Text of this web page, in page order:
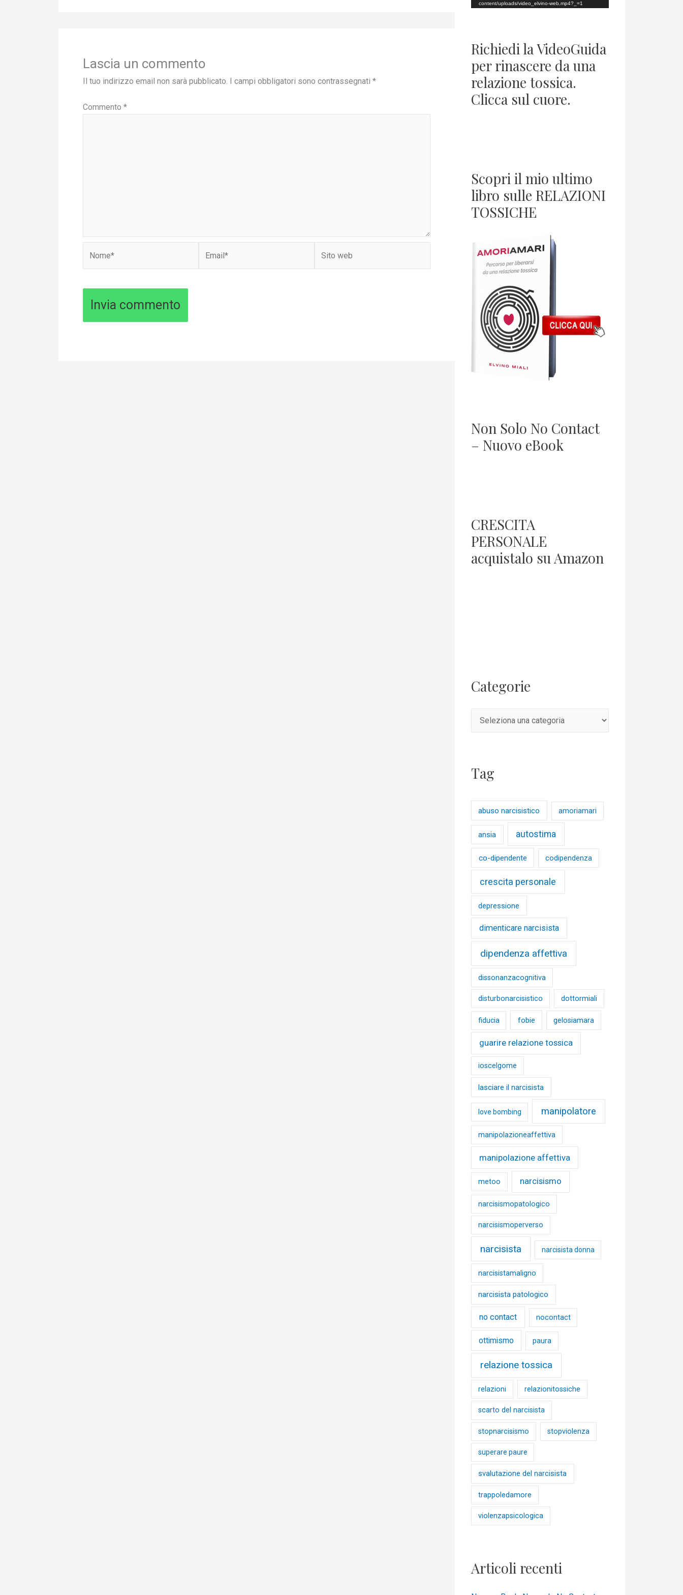
Lascia un commento
Il tuo indirizzo email non sarà pubblicato. I campi obbligatori sono contrassegnati *
Commento *
a
y
e
r
content/uploads/video_elvino-web.mp4?_=1
Richiedi la VideoGuida
per rinascere da una
relazione tossica.
Clicca sul cuore.
Scopri il mio ultimo
libro sulle RELAZIONI
TOSSICHE
Non Solo No Contact
– Nuovo eBook
CRESCITA
PERSONALE
acquistalo su Amazon
Categorie
Tag
abuso narcisistico amoriamari
ansia autostima
co-dipendente codipendenza
crescita personale
depressione
dimenticare narcisista
dipendenza affettiva
dissonanzacognitiva
disturbonarcisistico dottormiali
fiducia fobie gelosiamara
guarire relazione tossica
ioscelgome
lasciare il narcisista
love bombing manipolatore
manipolazioneaffettiva
manipolazione affettiva
metoo narcisismo
narcisismopatologico
narcisismoperverso
narcisista narcisista donna
narcisistamaligno
narcisista patologico
no contact nocontact
ottimismo paura
relazione tossica
relazioni relazionitossiche
scarto del narcisista
stopnarcisismo stopviolenza
superare paure
svalutazione del narcisista
trappoledamore
violenzapsicologica
Articoli recenti